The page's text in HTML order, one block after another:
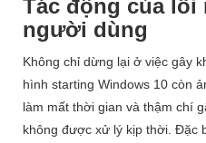
Tác động của lỗi
người dùng
Không chỉ dừng lại ở việc gây
hình starting Windows 10 còn
làm mất thời gian và thậm chí
không được xử lý kịp thời. Đặc